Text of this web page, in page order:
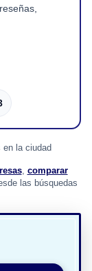
en la ciudad
, comparar
las búsquedas